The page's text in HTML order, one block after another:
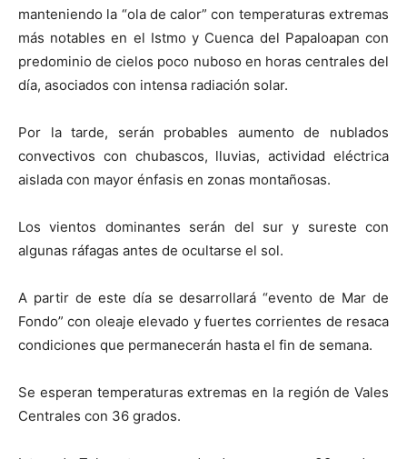
manteniendo la “ola de calor” con temperaturas extremas
más notables en el Istmo y Cuenca del Papaloapan con
predominio de cielos poco nuboso en horas centrales del
día, asociados con intensa radiación solar.
Por la tarde, serán probables aumento de nublados
convectivos con chubascos, lluvias, actividad eléctrica
aislada con mayor énfasis en zonas montañosas.
Los vientos dominantes serán del sur y sureste con
algunas ráfagas antes de ocultarse el sol.
A partir de este día se desarrollará “evento de Mar de
Fondo” con oleaje elevado y fuertes corrientes de resaca
condiciones que permanecerán hasta el fin de semana.
Se esperan temperaturas extremas en la región de Vales
Centrales con 36 grados.